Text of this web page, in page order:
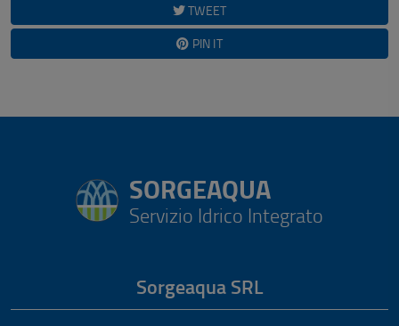
TWEET
PIN IT
SORGEAQUA
Servizio Idrico Integrato
Sorgeaqua SRL